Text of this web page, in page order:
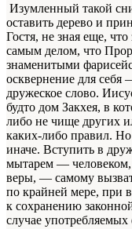
Изумленный такой
оставить дерево и
Гостя, не зная еще,
самым делом, что
знаменитыми
осквернение для себя
дружеское слово.
будто дом Закхея, в
либо не чище других
каких-либо правил.
иначе. Вступить в
мытарем — человеком,
веры, — самому
по крайней мере, при
к сохранению
случае употребляемых